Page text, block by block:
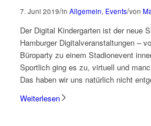
7. Juni 2019/in Allgemein, Events/von
Der Digital Kindergarten ist der neue
Hamburger Digitalveranstaltungen –
Büroparty zu einem Stadionevent
Sportlich ging es zu, virtuell und
Das haben wir uns natürlich nicht
Weiterlesen